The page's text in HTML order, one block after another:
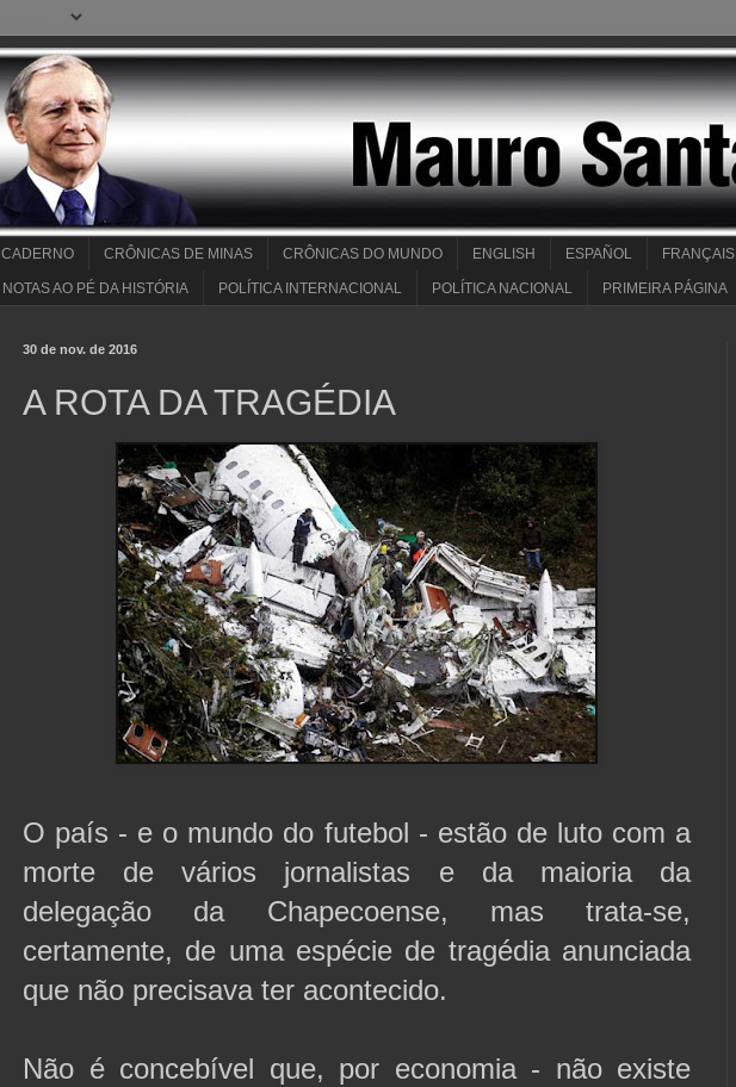
CADERNO CRÔNICAS DE MINAS CRÔNICAS DO MUNDO ENGLISH ESPAÑOL FRANÇAIS
NOTAS AO PÉ DA HISTÓRIA POLÍTICA INTERNACIONAL POLÍTICA NACIONAL PRIMEIRA PÁGINA
30 de nov. de 2016
A ROTA DA TRAGÉDIA
O país - e o mundo do futebol - estão de luto com a
morte de vários jornalistas e da maioria da
delegação da Chapecoense, mas trata-se,
certamente, de uma espécie de tragédia anunciada
que não precisava ter acontecido.
Não é concebível que, por economia - não existe